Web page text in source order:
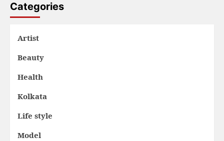
Categories
Artist
Beauty
Health
Kolkata
Life style
Model